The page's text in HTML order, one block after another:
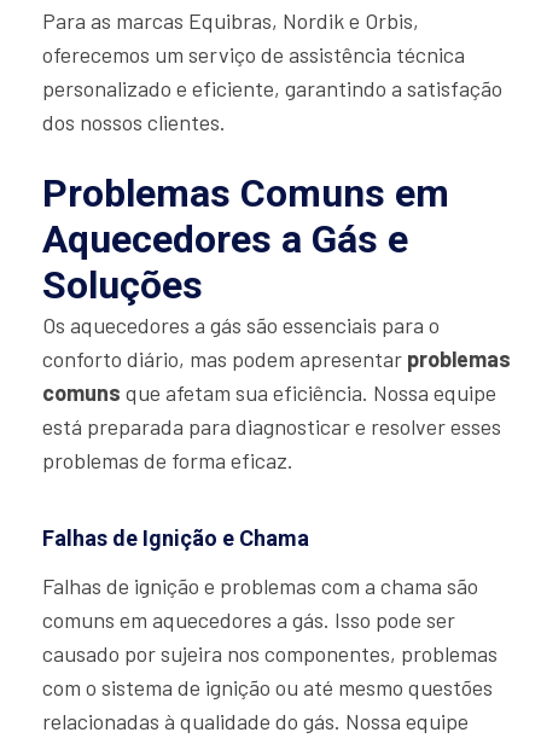
Para as marcas Equibras, Nordik e Orbis,
oferecemos um serviço de assistência técnica
personalizado e eficiente, garantindo a satisfação
dos nossos clientes.
Problemas Comuns em
Aquecedores a Gás e
Soluções
Os aquecedores a gás são essenciais para o
conforto diário, mas podem apresentar problemas
comuns que afetam sua eficiência. Nossa equipe
está preparada para diagnosticar e resolver esses
problemas de forma eficaz.
Falhas de Ignição e Chama
Falhas de ignição e problemas com a chama são
comuns em aquecedores a gás. Isso pode ser
causado por sujeira nos componentes, problemas
com o sistema de ignição ou até mesmo questões
relacionadas à qualidade do gás. Nossa equipe